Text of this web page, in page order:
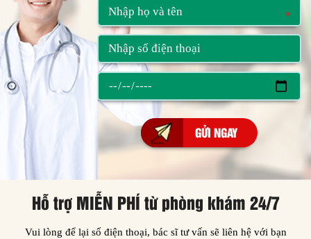
*
*
Hỗ trợ MIỄN PHÍ từ phòng khám 24/7
Vui lòng để lại số điện thoại, bác sĩ tư vấn sẽ liên hệ với bạn